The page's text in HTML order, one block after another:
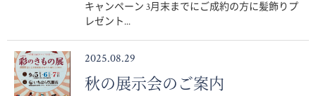
キャンペーン 3月末までにご成約の方に髪飾りプ
レゼント...
2025.08.29
秋の展示会のご案内